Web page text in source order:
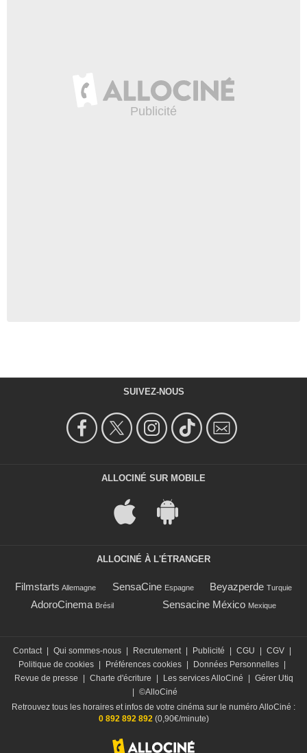
SUIVEZ-NOUS
ALLOCINÉ SUR MOBILE
ALLOCINÉ À L'ÉTRANGER
Filmstarts Allemagne SensaCine Espagne Beyazperde Turquie
AdoroCinema Brésil Sensacine México Mexique
Contact Qui sommes-nous Recrutement Publicité CGU CGV
Politique de cookies
Préférences cookies Données Personnelles
Revue de presse
Charte d'écriture Les services AlloCiné
Gérer Utiq
©AlloCiné
Retrouvez tous les horaires et infos de votre cinéma sur le numéro AlloCiné :
0 892 892 892(0,90€/minute)